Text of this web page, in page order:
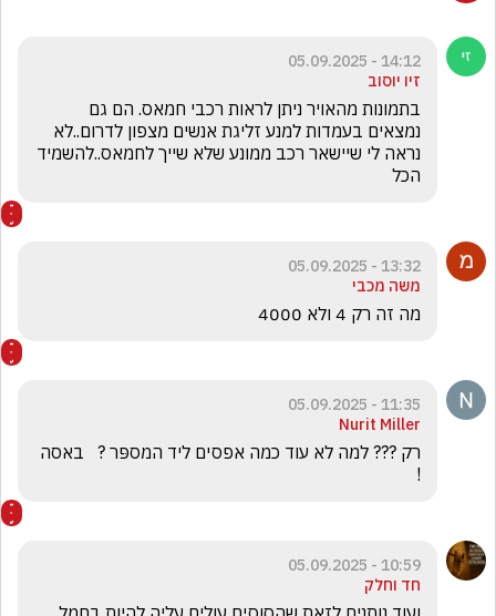
14:12 - 05.09.2025
זיו יוסוב
הכל
13:32 - 05.09.2025
משה מכבי
מה זה רק 4 ולא 4000
11:35 - 05.09.2025
Nurit Miller
!
10:59 - 05.09.2025
חד וחלק